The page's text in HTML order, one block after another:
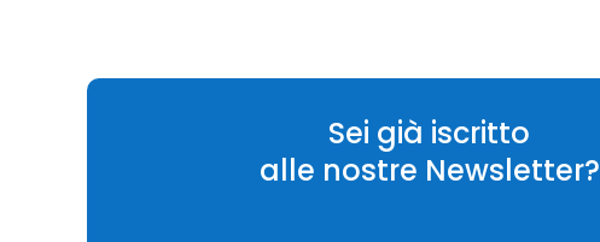
Sei già iscritto
alle nostre Newsletter?